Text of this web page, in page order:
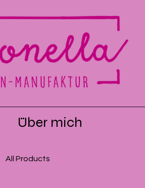
Über mich
All Products